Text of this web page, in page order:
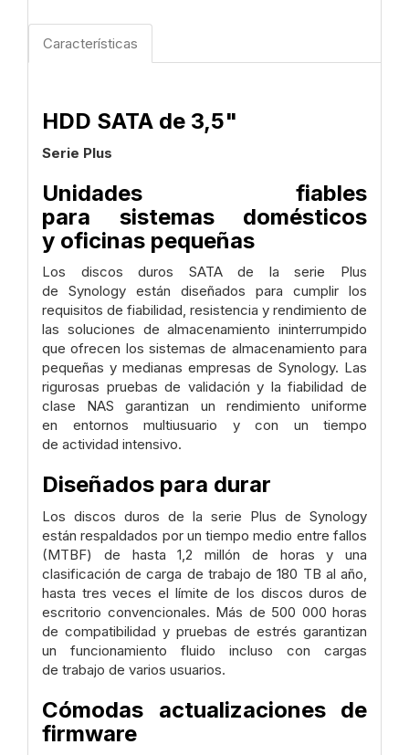
Características
HDD SATA de 3,5"
Serie Plus
Unidades fiables
para sistemas domésticos
y oficinas pequeñas
Los discos duros SATA de la serie Plus
de Synology están diseñados para cumplir los
requisitos de fiabilidad, resistencia y rendimiento de
las soluciones de almacenamiento ininterrumpido
que ofrecen los sistemas de almacenamiento para
pequeñas y medianas empresas de Synology. Las
rigurosas pruebas de validación y la fiabilidad de
clase NAS garantizan un rendimiento uniforme
en entornos multiusuario y con un tiempo
de actividad intensivo.
Diseñados para durar
Los discos duros de la serie Plus de Synology
están respaldados por un tiempo medio entre fallos
(MTBF) de hasta 1,2 millón de horas y una
clasificación de carga de trabajo de 180 TB al año,
hasta tres veces el límite de los discos duros de
escritorio convencionales. Más de 500 000 horas
de compatibilidad y pruebas de estrés garantizan
un funcionamiento fluido incluso con cargas
de trabajo de varios usuarios.
Cómodas actualizaciones de
firmware